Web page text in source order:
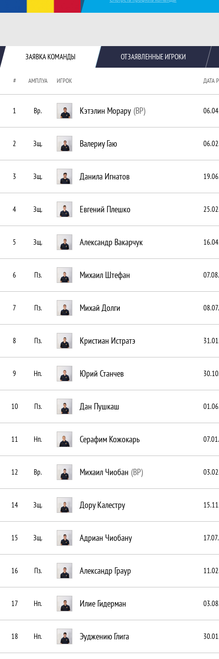
Краткая информация о команде
ЗАЯВКА КОМАНДЫ ОТЗАЯВЛЕННЫЕ ИГРОКИ
# АМПЛУА ИГРОК ДАТА
1 Вр. Кэтэлин Морару (ВР)
2 Зщ. Валериу Гаю
3 Зщ. Данила Игнатов
4 Зщ. Евгений Плешко
5 Зщ. Александр Вакарчук
6 Пз. Михаил Штефан
7 Пз. Михай Долги
8 Пз. Кристиан Истратэ
9 Нп. Юрий Станчев
10 Пз. Дан Пушкаш
11 Нп. Серафим Кожокарь
12 Вр. Михаил Чиобан (ВР)
14 Зщ. Дору Калестру
15 Зщ. Адриан Чиобану
16 Пз. Александр Граур
17 Нп. Илие Гидерман
18 Нп. Эуджению Глига